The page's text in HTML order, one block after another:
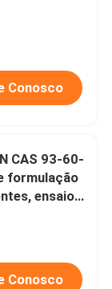
Conosco
CAS 93-60-
formulação
ensaios
de
de
Conosco